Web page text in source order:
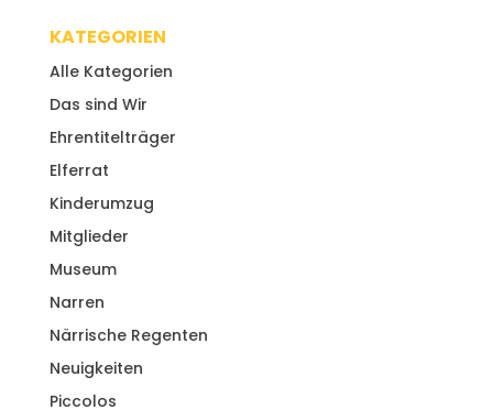
KATEGORIEN
Alle Kategorien
Das sind Wir
Ehrentitelträger
Elferrat
Kinderumzug
Mitglieder
Museum
Narren
Närrische Regenten
Neuigkeiten
Piccolos